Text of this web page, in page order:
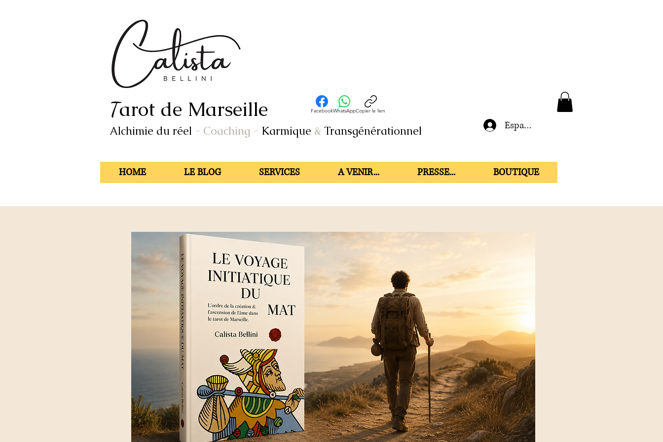
Tarot de Marseille
Alchimie du réel - Coaching - Karmique & Transgénérationnel
FacebookWhatsAppCopier le lien
Espace membre
HOME LE BLOG SERVICES A VENIR... PRESSE... BOUTIQUE